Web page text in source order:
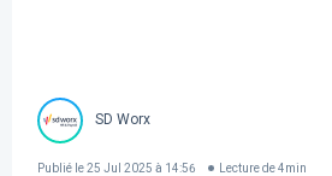
SD Worx
Publié le25 Jul 2025 à 14:56 Lecture de 4min